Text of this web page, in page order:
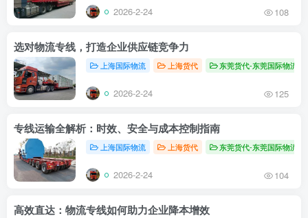
2026-2-24 108
选对物流专线，打造企业供应链竞争力
上海国际物流 上海货代 东莞货代-东莞国际物流
2026-2-24 125
专线运输全解析：时效、安全与成本控制指南
上海国际物流 上海货代 东莞货代-东莞国际物流
2026-2-24 104
高效直达：物流专线如何助力企业降本增效